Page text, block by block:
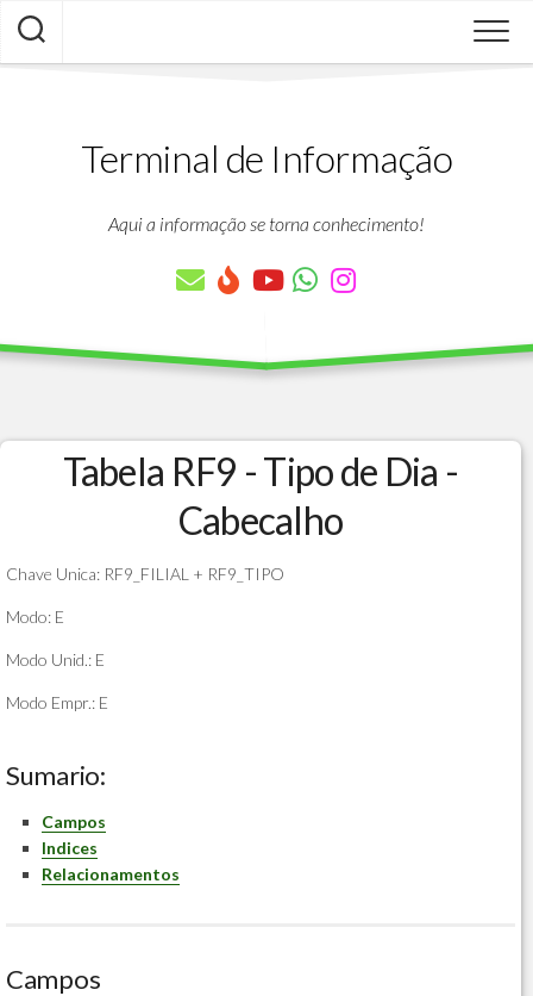
Skip
content
Terminal de Informação
Aqui a informação se torna conhecimento!
Tabela RF9 - Tipo de Dia -
Cabecalho
Chave Unica: RF9_FILIAL + RF9_TIPO
Modo: E
Modo Unid.: E
Modo Empr.: E
Sumario:
Campos
Indices
Relacionamentos
Campos